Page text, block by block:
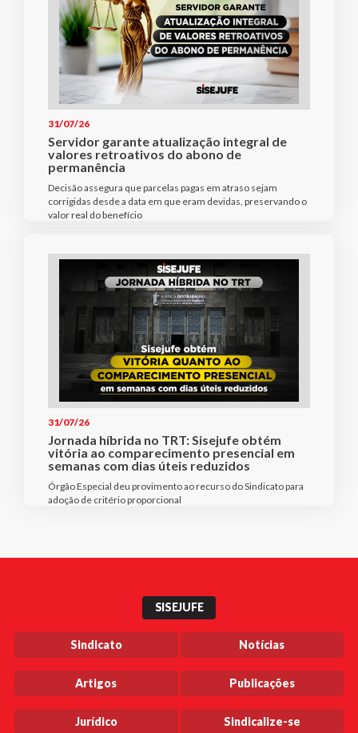
31/07/26
Servidor garante atualização integral de
valores retroativos do abono de
permanência
Decisão assegura que parcelas pagas em atraso sejam
corrigidas desde a data em que eram devidas, preservando o
valor real do benefício
31/07/26
Jornada híbrida no TRT: Sisejufe obtém
vitória ao comparecimento presencial em
semanas com dias úteis reduzidos
Órgão Especial deu provimento ao recurso do Sindicato para
adoção de critério proporcional
SISEJUFE
Sindicato Notícias
Artigos Publicações
Jurídico Sindicalize-se